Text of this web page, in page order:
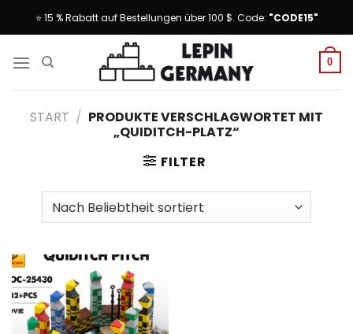
⭐ 15 % Rabatt auf Bestellungen über 100 $. Code: "CODE15"
0
START / PRODUKTE VERSCHLAGWORTET MIT
„QUIDITCH-PLATZ“
FILTER